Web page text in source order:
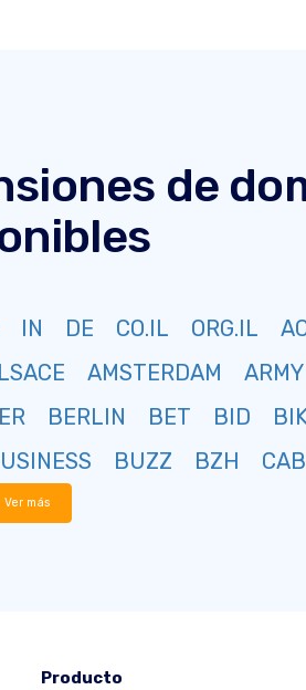
de
IN DE CO.IL ORG.IL
AMSTERDAM ARMY
BERLIN BET BID
BUZZ BZH CAB
Ver más
Producto